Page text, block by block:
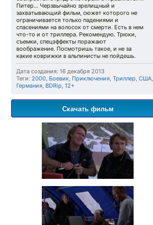
Питер… Черзвычайно зрелищный и
захватывающий фильм, сюжет которого не
ограничивается только падениями и
спасениями на волосок от смерти. Есть в нем
что-то и от триллера. Рекомендую. Трюки,
съемки, спецэффекты поражают
воображение. Посмотришь такое, и не за
какие коврижки в альпинисты не пойдешь.
Дата создания: 16 декабря 2013
Теги: 2000, Боевик, Приключения, Триллер, США,
Германия, BDRip, 12+
Скачать фильм